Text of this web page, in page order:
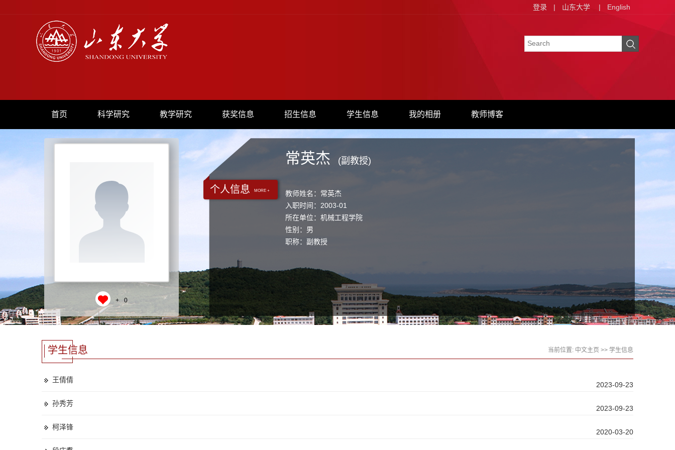
登录 | 山东大学 | English
首页 科学研究 教学研究 获奖信息 招生信息 学生信息 我的相册 教师博客
+ 0
个人信息 MORE +
常英杰 (副教授)
教师姓名：常英杰
入职时间：2003-01
所在单位：机械工程学院
性别：男
职称：副教授
学生信息 当前位置: 中文主页 >> 学生信息
王倩倩
2023-09-23
孙秀芳
2023-09-23
柯泽锋
2020-03-20